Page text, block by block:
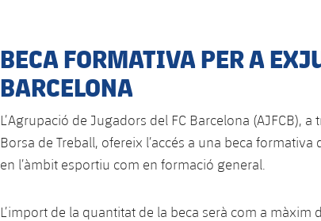
BECA FORMATIVA PER A
BARCELONA
L’Agrupació de Jugadors del FC Barcelona (AJFCB),
Borsa de Treball, ofereix l’accés a una beca
en l’àmbit esportiu com en formació general.
L’import de la quantitat de la beca serà com a màxim